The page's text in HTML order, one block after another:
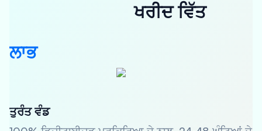
ਖਰੀਦ ਵਿੱਤ
ਲਾਭ
ਤੁਰੰਤ ਵੰਡ